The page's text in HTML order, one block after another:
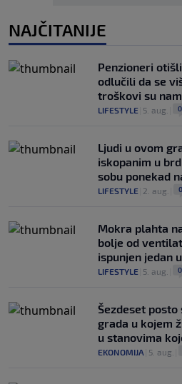
NAJČITANIJE
Penzioneri
odlučili da se
troškovi su
LIFESTYLE 5. aug. 0
Ljudi u ovom
iskopanim u
sobu ponekad
LIFESTYLE 2. aug. 0
Mokra plahta
bolje od
ispunjen jedan
LIFESTYLE 5. aug. 0
Šezdeset
grada u kojem
u stanovima
EKONOMIJA 5. aug.